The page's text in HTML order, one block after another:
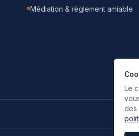
Le
des
Médiation & règlement amiable